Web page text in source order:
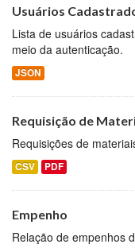
Usuários
Lista de usuários
meio da autenticação.
JSON
Requisição de
Requisições de
CSV PDF
Empenho
Relação de empenhos